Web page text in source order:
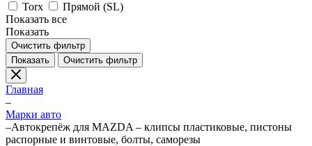
Torx
Прямой (SL)
Показать все
Показать
Очистить фильтр
Показать
Очистить фильтр
Главная
–
Марки авто
–Автокрепёж для MAZDA – клипсы пластиковые, пистоны
распорные и винтовые, болты, саморезы